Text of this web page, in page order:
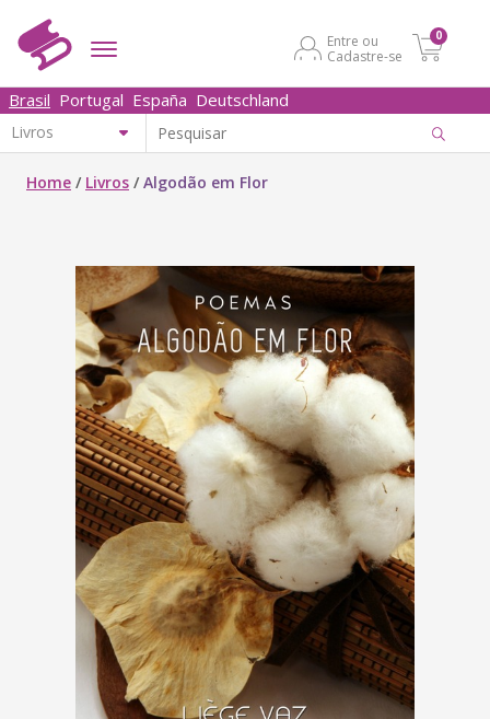
Entre ou
Cadastre-se
0
Brasil Portugal España Deutschland
Home / Livros /Algodão em Flor